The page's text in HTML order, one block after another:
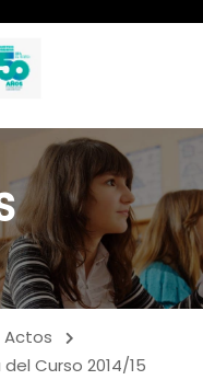
Actos
Curso 2014/15